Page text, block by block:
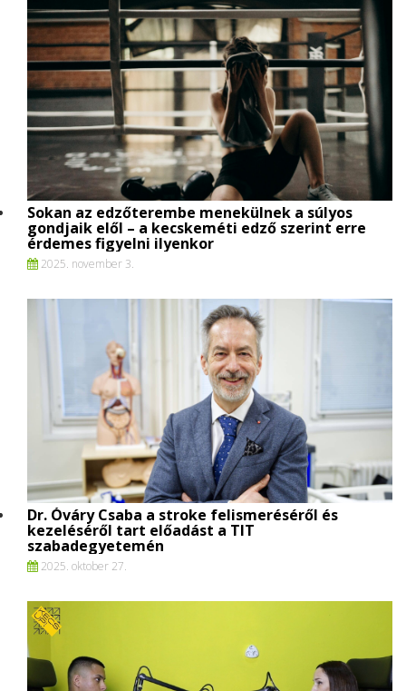
Sokan az edzőterembe menekülnek a súlyos
gondjaik elől – a kecskeméti edző szerint erre
érdemes figyelni ilyenkor
2025. november 3.
Dr. Óváry Csaba a stroke felismeréséről és
kezeléséről tart előadást a TIT
szabadegyetemén
2025. oktober 27.